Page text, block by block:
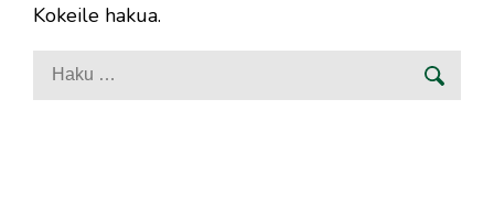
Kokeile hakua.
Haku: